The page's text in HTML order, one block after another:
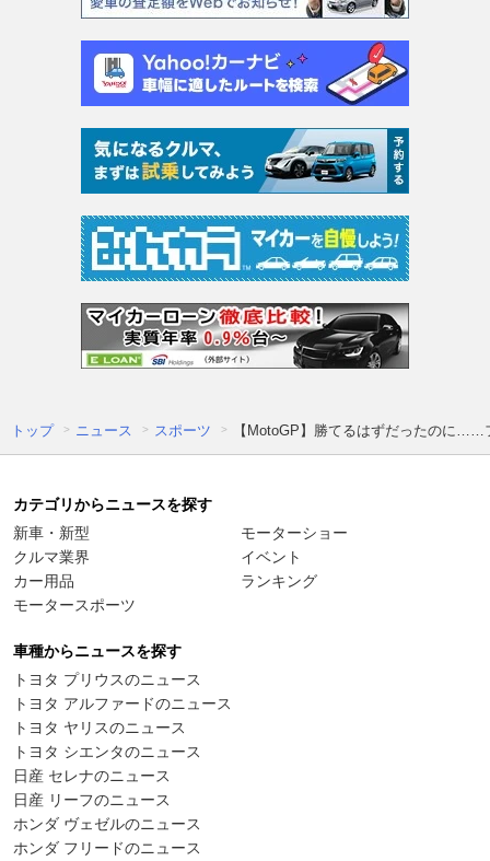
トップ ニュース スポーツ 【MotoGP】勝てるはずだったのに……
カテゴリからニュースを探す
新車・新型
クルマ業界
カー用品
モータースポーツ
モーターショー
イベント
ランキング
車種からニュースを探す
トヨタ プリウスのニュース
トヨタ アルファードのニュース
トヨタ ヤリスのニュース
トヨタ シエンタのニュース
日産 セレナのニュース
日産 リーフのニュース
ホンダ ヴェゼルのニュース
ホンダ フリードのニュース